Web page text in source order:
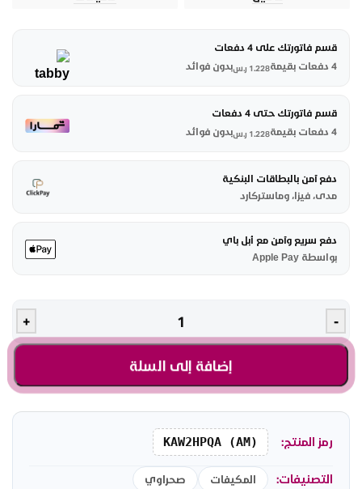
قسم فاتورتك على 4 دفعات
4 دفعات بقيمة
1.228 ر.سبدون فوائد
قسم فاتورتك حتى 4 دفعات
4 دفعات بقيمة
1.228 ر.سبدون فوائد
دفع آمن بالبطاقات البنكية
مدى، فيزا، وماستركارد
دفع سريع وآمن مع أبل باي
بواسطة Apple Pay
-
+
إضافة إلى السلة
رمز المنتج: KAW2HPQA (AM)
التصنيفات: المكيفات صحراوي